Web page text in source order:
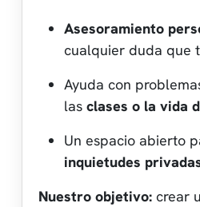
Asesoramiento
cualquier duda que
Ayuda con
las clases o la vida
Un espacio abierto
inquietudes
Nuestro objetivo: crear